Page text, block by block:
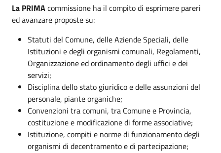
La PRIMAcommissione ha il compito di esprimere pareri
ed avanzare proposte su:
Statuti del Comune, delle Aziende Speciali, delle
Istituzioni e degli organismi comunali, Regolamenti,
Organizzazione ed ordinamento degli uffici e dei
servizi;
Disciplina dello stato giuridico e delle assunzioni del
personale, piante organiche;
Convenzioni tra comuni, tra Comune e Provincia,
costituzione e modificazione di forme associative;
Istituzione, compiti e norme di funzionamento degli
organismi di decentramento e di partecipazione;